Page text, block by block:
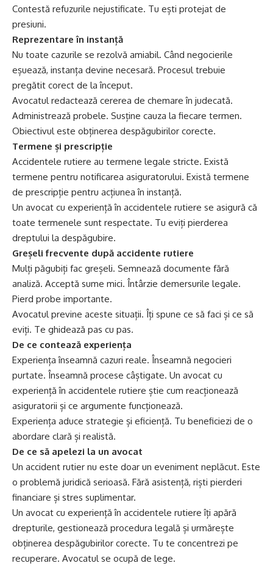
Contestă refuzurile nejustificate. Tu ești protejat de
presiuni.
Reprezentare în instanță
Nu toate cazurile se rezolvă amiabil. Când negocierile
eșuează, instanța devine necesară. Procesul trebuie
pregătit corect de la început.
Avocatul redactează cererea de chemare în judecată.
Administrează probele. Susține cauza la fiecare termen.
Obiectivul este obținerea despăgubirilor corecte.
Termene și prescripție
Accidentele rutiere au termene legale stricte. Există
termene pentru notificarea asiguratorului. Există termene
de prescripție pentru acțiunea în instanță.
Un avocat cu experiență în accidentele rutiere se asigură că
toate termenele sunt respectate. Tu eviți pierderea
dreptului la despăgubire.
Greșeli frecvente după accidente rutiere
Mulți păgubiți fac greșeli. Semnează documente fără
analiză. Acceptă sume mici. Întârzie demersurile legale.
Pierd probe importante.
Avocatul previne aceste situații. Îți spune ce să faci și ce să
eviți. Te ghidează pas cu pas.
De ce contează experiența
Experiența înseamnă cazuri reale. Înseamnă negocieri
purtate. Înseamnă procese câștigate. Un avocat cu
experiență în accidentele rutiere știe cum reacționează
asiguratorii și ce argumente funcționează.
Experiența aduce strategie și eficiență. Tu beneficiezi de o
abordare clară și realistă.
De ce să apelezi la un avocat
Un accident rutier nu este doar un eveniment neplăcut. Este
o problemă juridică serioasă. Fără asistență, riști pierderi
financiare și stres suplimentar.
Un avocat cu experiență în accidentele rutiere îți apără
drepturile, gestionează procedura legală și urmărește
obținerea despăgubirilor corecte. Tu te concentrezi pe
recuperare. Avocatul se ocupă de lege.